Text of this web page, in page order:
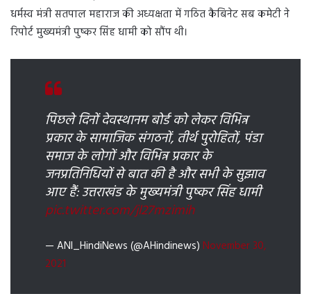
धर्मस्व मंत्री सतपाल महाराज की अध्यक्षता में गठित कैबिनेट सब कमेटी ने
रिपोर्ट मुख्यमंत्री पुष्कर सिंह धामी को सौंप थी।
पिछले दिनों देवस्थानम बोर्ड को लेकर विभिन्न
प्रकार के सामाजिक संगठनों, तीर्थ पुरोहितों, पंडा
समाज के लोगों और विभिन्न प्रकार के
जनप्रतिनिधियों से बात की है और सभी के सुझाव
आए हैं: उत्तराखंड के मुख्यमंत्री पुष्कर सिंह धामी
pic.twitter.com/jl27mzimih
— ANI_HindiNews (@AHindinews) November 30,
2021